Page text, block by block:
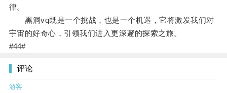
律。
黑洞vq既是一个挑战，也是一个机遇，它将激发我们对
宇宙的好奇心，引领我们进入更深邃的探索之旅。
#44#
评论
游客